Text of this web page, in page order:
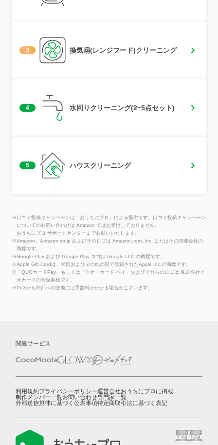
3 換気扇(レンジフード)クリーニング
4 水回りクリーニング(2~5点セット)
5 ハウスクリーニング
※口コミ投稿キャンペーンは「おうちにプロ」による提供です。口コミ投稿キャンペーン
についてのお問い合わせは Amazon ではお受けしておりません。
おうちにプロ サポートセンターまでお願いいたします。
※Amazon、Amazon.co.jp およびそのロゴは Amazon.com, Inc. またはその関連会社の
商標です。
※Google Play および Google Play ロゴは Google LLC の商標です。
※Apple Gift Cardは、米国およびその他の国で登録されたApple Inc.の商標です。
※「QUOカードPay」もしくは「クオ・カード ペイ」およびそれらのロゴは 株式会社ク
オカードの登録商標です。
※PeXから外部への交換には手数料がかかる場合がございます。
関連サービス
利用規約プライバシーポリシー運営会社おうちにプロに掲載
制作メンバー一覧お問い合わせ専門家一覧
外部送信規律に基づく公表事項特定商取引法に基づく表記